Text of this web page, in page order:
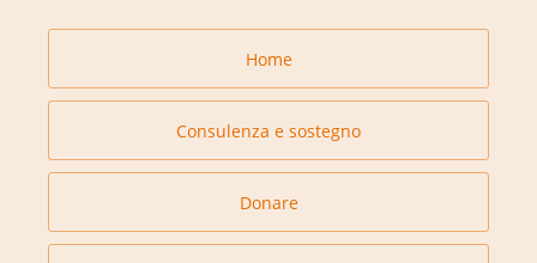
Home
Consulenza e sostegno
Donare